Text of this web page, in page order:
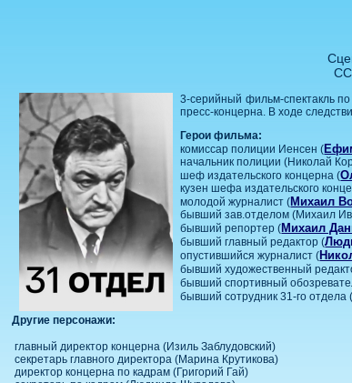
3-серийный фильм-спектакль
пресс-концерна. В ходе
Герои фильма:
комиссар полиции Иенсен (
начальник полиции (Николай
шеф издательского концерна (
кузен шефа издательского
молодой журналист (Михаил
бывший зав.отделом (Михаил
бывший репортер (Михаил
бывший главный редактор (
опустившийся журналист (
бывший художественный
бывший спортивный
бывший сотрудник 31-го отдела (
Другие персонажи:
главный директор концерна (Изиль Заблудовский)
секретарь главного директора (Марина Крутикова)
директор концерна по кадрам (Григорий Гай)